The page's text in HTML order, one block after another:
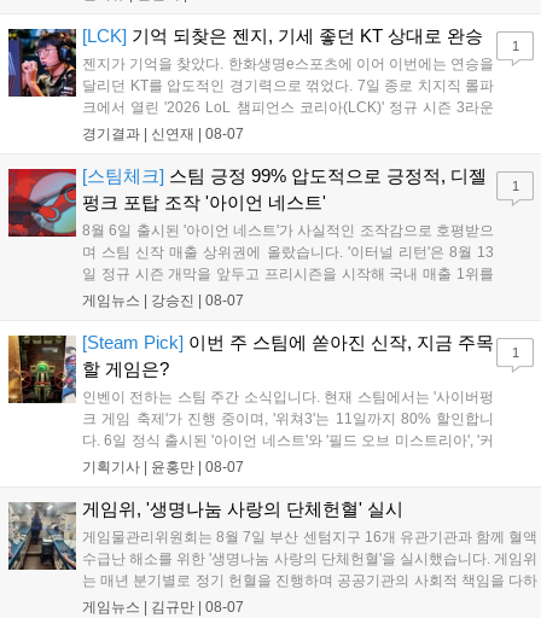
하며 POM에 선정됐...
[LCK] 기억 되찾은 젠지, 기세 좋던 KT 상대로 완승
젠지가 기억을 찾았다. 한화생명e스포츠에 이어 이번에는 연승을
달리던 KT를 압도적인 경기력으로 꺾었다. 7일 종로 치지직 롤파
크에서 열린 '2026 LoL 챔피언스 코리아(LCK)' 정규 시즌 3라운
드 레전드 그룹, kt 롤스터와 젠지 e스포츠의 대결에서 젠지가 압
기억을 되찾기라도 한 듯 1,...
경기결과 | 신연재 08-07
1
[스팀체크] 스팀 긍정 99% 압도적으로 긍정적, 디젤
펑크 포탑 조작 '아이언 네스트'
8월 6일 출시된 '아이언 네스트'가 사실적인 조작감으로 호평받으
며 스팀 신작 매출 상위권에 올랐습니다. '이터널 리턴'은 8월 13
일 정규 시즌 개막을 앞두고 프리시즌을 시작해 국내 매출 1위를
기록했습니다. 25주년을 맞은 '고스트 리콘' 시리즈는 8월 6일 쇼
'마블 투혼: 파이팅 소울즈'와 레트로 수리 시뮬레이션 '리스토
리'도 스팀에 정식 출시되었습니다....
게임뉴스 | 강승진 08-07
1
[Steam Pick] 이번 주 스팀에 쏟아진 신작, 지금 주목
할 게임은?
인벤이 전하는 스팀 주간 소식입니다. 현재 스팀에서는 '사이버펑
크 게임 축제'가 진행 중이며, '위쳐3'는 11일까지 80% 할인합니
다. 6일 정식 출시된 '아이언 네스트'와 '필드 오브 미스트리아', '커
세어 코브'가 호평받고 있습니다. 한편, 7일 출시된 '마블 투혼'은
다. 유비소프트의 '고스트리콘: 와일드랜드'는 7년 만의 대규모 업
데이트 '라스트 라이츠'와 함께 95% 할인 중입니다....
기획기사 | 윤홍만 08-07
1
게임위, '생명나눔 사랑의 단체헌혈' 실시
게임물관리위원회는 8월 7일 부산 센텀지구 16개 유관기관과 함께 혈액
수급난 해소를 위한 '생명나눔 사랑의 단체헌혈'을 실시했습니다. 게임위
는 매년 분기별로 정기 헌혈을 진행하며 공공기관의 사회적 책임을 다하
고 있으며, 이번 행사에는 영화진흥위원회 등 14개 기관 임직원이 동참
게임뉴스 | 김규만 08-07